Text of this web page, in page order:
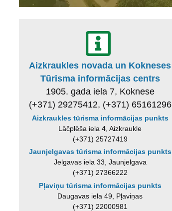
Aizkraukles novada un Kokneses
Tūrisma informācijas centrs
1905. gada iela 7, Koknese
(+371) 29275412, (+371) 65161296
Aizkraukles tūrisma informācijas punkts
Lāčplēša iela 4, Aizkraukle
(+371) 25727419
Jaunjelgavas tūrisma informācijas punkts
Jelgavas iela 33, Jaunjelgava
(+371) 27366222
Pļaviņu tūrisma informācijas punkts
Daugavas iela 49, Pļaviņas
(+371) 22000981